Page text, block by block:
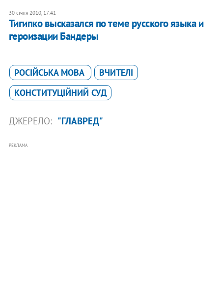
30 січня 2010, 17:41
Тигипко высказался по теме русского языка и
героизации Бандеры
РОСІЙСЬКА МОВА
ВЧИТЕЛІ
КОНСТИТУЦІЙНИЙ СУД
ДЖЕРЕЛО: "ГЛАВРЕД"
РЕКЛАМА